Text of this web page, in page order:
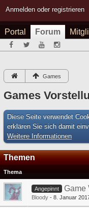
Anmelden oder registrieren
Portal Forum
Games
Games
Diese Seite verwendet
erklären Sie sich damit
Weitere Informationen
Themen
Thema
Angepinnt Game
Bloody 8. Januar